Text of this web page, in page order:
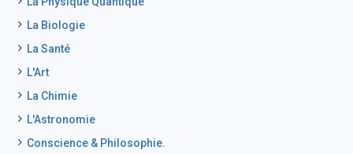
La Biologie
La Santé
L'Art
La Chimie
L'Astronomie
Conscience & Philosophie.